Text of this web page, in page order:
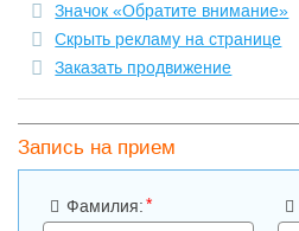
Значок «Обратите внимание»
Скрыть рекламу на странице
Заказать продвижение
Запись на прием
Фамилия:*